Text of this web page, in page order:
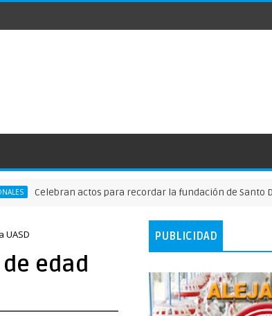
actos para recordar la fundación de Santo Domingo
UASD
edad
PUBLICIDAD